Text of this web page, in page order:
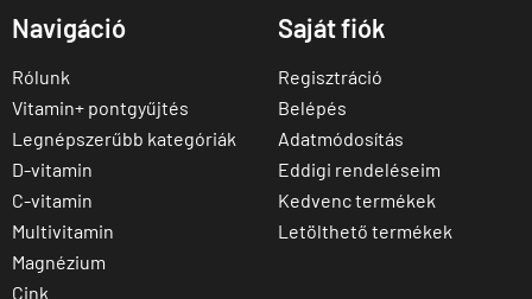
Navigáció
Rólunk
Vitamin+ pontgyűjtés
Legnépszerűbb kategóriák
D-vitamin
C-vitamin
Multivitamin
Magnézium
Cink
Saját fiók
Regisztráció
Belépés
Adatmódosítás
Eddigi rendeléseim
Kedvenc termékek
Letölthető termékek